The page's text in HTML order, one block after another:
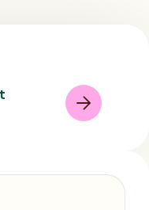
kaufen?
ISBN